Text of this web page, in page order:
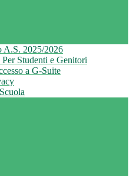
A.S. 2025/2026
Studenti e Genitori
a G-Suite